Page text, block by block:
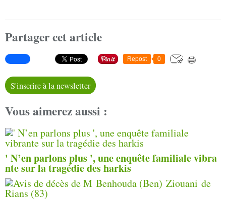
Partager cet article
Repost 0
S'inscrire à la newsletter
Vous aimerez aussi :
' N’en parlons plus ', une enquête familiale vibra
nte sur la tragédie des harkis